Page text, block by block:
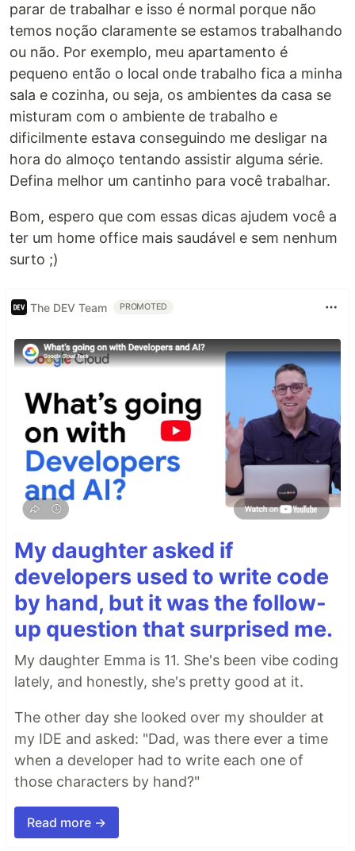
parar de trabalhar e isso é normal porque não
temos noção claramente se estamos trabalhando
ou não. Por exemplo, meu apartamento é
pequeno então o local onde trabalho fica a minha
sala e cozinha, ou seja, os ambientes da casa se
misturam com o ambiente de trabalho e
dificilmente estava conseguindo me desligar na
hora do almoço tentando assistir alguma série.
Defina melhor um cantinho para você trabalhar.
Bom, espero que com essas dicas ajudem você a
ter um home office mais saudável e sem nenhum
surto ;)
The DEV Team PROMOTED
My daughter asked if
developers used to write code
by hand, but it was the follow-
up question that surprised me.
My daughter Emma is 11. She's been vibe coding
lately, and honestly, she's pretty good at it.
The other day she looked over my shoulder at
my IDE and asked: "Dad, was there ever a time
when a developer had to write each one of
those characters by hand?"
Read more →